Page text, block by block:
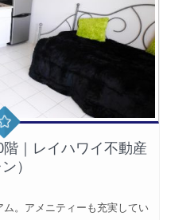
｜レイハワイ不動産
）
。アメニティーも充実してい